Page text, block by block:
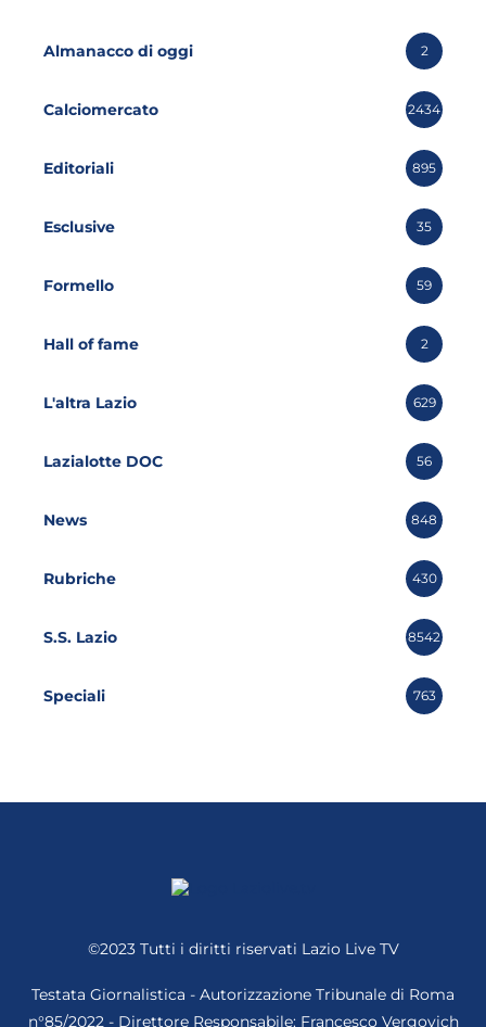
Almanacco di oggi 2
Calciomercato 2434
Editoriali 895
Esclusive 35
Formello 59
Hall of fame 2
L'altra Lazio 629
Lazialotte DOC 56
News 848
Rubriche 430
S.S. Lazio 8542
Speciali 763
©2023 Tutti i diritti riservati Lazio Live TV
Testata Giornalistica - Autorizzazione Tribunale di Roma
n°85/2022 - Direttore Responsabile: Francesco Vergovich